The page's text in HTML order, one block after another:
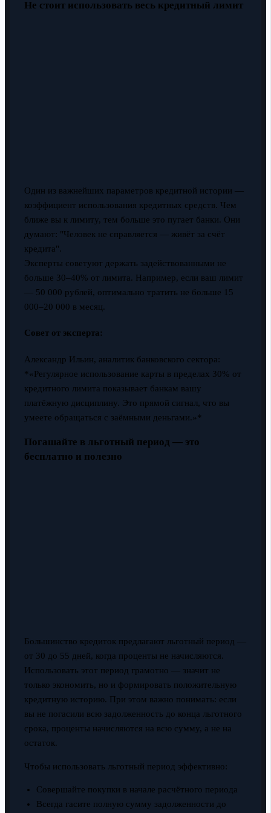
Не стоит использовать весь кредитный лимит
Один из важнейших параметров кредитной истории —
коэффициент использования кредитных средств. Чем
ближе вы к лимиту, тем больше это пугает банки. Они
думают: "Человек не справляется — живёт за счёт
кредита".
Эксперты советуют держать задействованными не
больше 30–40% от лимита. Например, если ваш лимит
— 50 000 рублей, оптимально тратить не больше 15
000–20 000 в месяц.
Совет от эксперта:
Александр Ильин, аналитик банковского сектора:
*«Регулярное использование карты в пределах 30% от
кредитного лимита показывает банкам вашу
платёжную дисциплину. Это прямой сигнал, что вы
умеете обращаться с заёмными деньгами.»*
Погашайте в льготный период — это
бесплатно и полезно
Большинство кредиток предлагают льготный период —
от 30 до 55 дней, когда проценты не начисляются.
Использовать этот период грамотно — значит не
только экономить, но и формировать положительную
кредитную историю. При этом важно понимать: если
вы не погасили всю задолженность до конца льготного
срока, проценты начисляются на всю сумму, а не на
остаток.
Чтобы использовать льготный период эффективно:
Совершайте покупки в начале расчётного периода
Всегда гасите полную сумму задолженности до